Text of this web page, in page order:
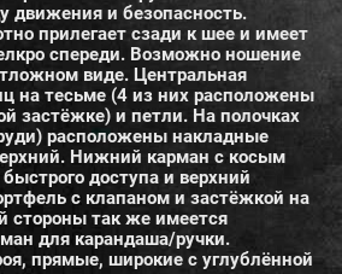
движения и безопасность.
прилегает сзади к шее и имеет
спереди. Возможно ношение
виде. Центральная
на тесьме (4 из них расположены
застёжке) и петли. На полочках
расположены накладные
Нижний карман с косым
доступа и верхний
с клапаном и застёжкой на
стороны так же имеется
для карандаша/ручки.
прямые, широкие с углублённой